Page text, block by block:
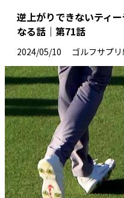
逆上がりできないティ
なる話｜第71話
2024/05/10 ゴルフサプ